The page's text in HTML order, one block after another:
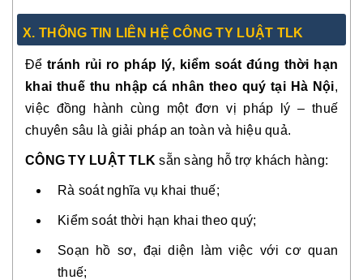
X. THÔNG TIN LIÊN HỆ CÔNG TY LUẬT TLK
Đểtránh rủi ro pháp lý, kiểm soát đúng thời hạn
khai thuế thu nhập cá nhân theo quý tại Hà Nội,
việc đồng hành cùng một đơn vị pháp lý – thuế
chuyên sâu là giải pháp an toàn và hiệu quả.
CÔNG TY LUẬT TLK sẵn sàng hỗ trợ khách hàng:
Rà soát nghĩa vụ khai thuế;
Kiểm soát thời hạn khai theo quý;
Soạn hồ sơ, đại diện làm việc với cơ quan
thuế;